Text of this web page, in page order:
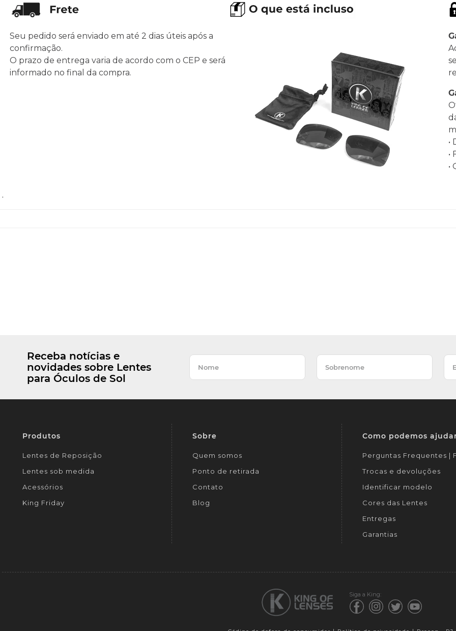
Seu pedido será enviado em até 2 dias úteis após a
confirmação.
O prazo de entrega varia de acordo com o CEP e será
informado no final da compra.
•
•
•
.
Receba notícias e
novidades sobre Lentes
para Óculos de Sol
Produtos
Lentes de Reposição
Lentes sob medida
Acessórios
King Friday
Sobre
Quem somos
Ponto de retirada
Contato
Blog
Como podemos
Perguntas Frequentes |
Trocas e devoluções
Identificar modelo
Cores das Lentes
Entregas
Garantias
Siga a King: